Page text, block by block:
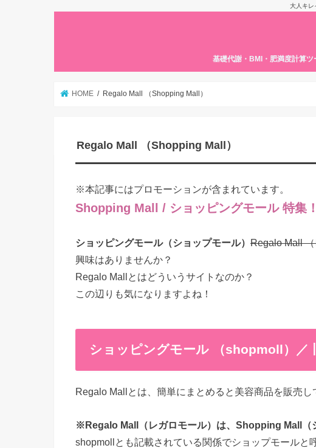
大人キレ
基礎代謝・BMI・肥満度計算ツ
HOME Regalo Mall （Shopping Mall）
Regalo Mall （Shopping Mall）
※本記事にはプロモーションが含まれています。
Shopping Mall / ショッピングモール 特集！
ショッピングモール（ショップモール） Regalo Mall
興味はありませんか？
Regalo Mallとはどういうサイトなのか？
この辺りも気になりますよね！
ショッピングモール （shopmoll）／
Regalo Mallとは、簡単にまとめると美容商品を販売し
※Regalo Mall（レガロモール）は、Shopping Mall（
shopmollとも記載されている関係でショップモールと